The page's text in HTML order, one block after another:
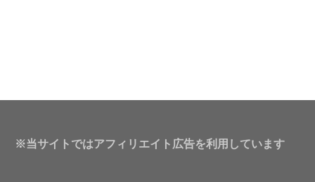
※当サイトではアフィリエイト広告を利用しています